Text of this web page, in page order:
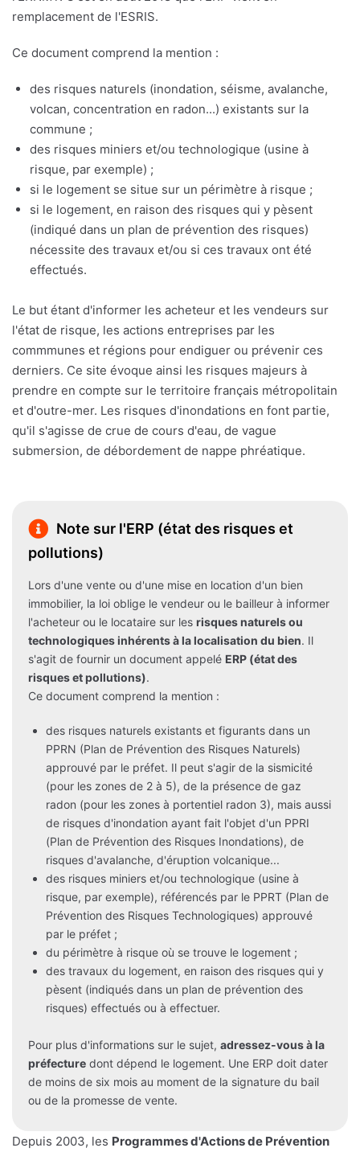
remplacement de l'ESRIS.
Ce document comprend la mention :
des risques naturels (inondation, séisme, avalanche,
volcan, concentration en radon...) existants sur la
commune ;
des risques miniers et/ou technologique (usine à
risque, par exemple) ;
si le logement se situe sur un périmètre à risque ;
si le logement, en raison des risques qui y pèsent
(indiqué dans un plan de prévention des risques)
nécessite des travaux et/ou si ces travaux ont été
effectués.
Le but étant d'informer les acheteur et les vendeurs sur
l'état de risque, les actions entreprises par les
commmunes et régions pour endiguer ou prévenir ces
derniers. Ce site évoque ainsi les risques majeurs à
prendre en compte sur le territoire français métropolitain
et d'outre-mer. Les risques d'inondations en font partie,
qu'il s'agisse de crue de cours d'eau, de vague
submersion, de débordement de nappe phréatique.
Note sur l'ERP (état des risques et
pollutions)
Lors d'une vente ou d'une mise en location d'un bien
immobilier, la loi oblige le vendeur ou le bailleur à informer
l'acheteur ou le locataire sur les risques naturels ou
technologiques inhérents à la localisation du bien. Il
s'agit de fournir un document appelé ERP (état des
risques et pollutions).
Ce document comprend la mention :
des risques naturels existants et figurants dans un
PPRN (Plan de Prévention des Risques Naturels)
approuvé par le préfet. Il peut s'agir de la sismicité
(pour les zones de 2 à 5), de la présence de gaz
radon (pour les zones à portentiel radon 3), mais aussi
de risques d'inondation ayant fait l'objet d'un PPRI
(Plan de Prévention des Risques Inondations), de
risques d'avalanche, d'éruption volcanique...
des risques miniers et/ou technologique (usine à
risque, par exemple), référencés par le PPRT (Plan de
Prévention des Risques Technologiques) approuvé
par le préfet ;
du périmètre à risque où se trouve le logement ;
des travaux du logement, en raison des risques qui y
pèsent (indiqués dans un plan de prévention des
risques) effectués ou à effectuer.
Pour plus d'informations sur le sujet, adressez-vous à la
préfecture dont dépend le logement. Une ERP doit dater
de moins de six mois au moment de la signature du bail
ou de la promesse de vente.
Depuis 2003, les Programmes d'Actions de Prévention